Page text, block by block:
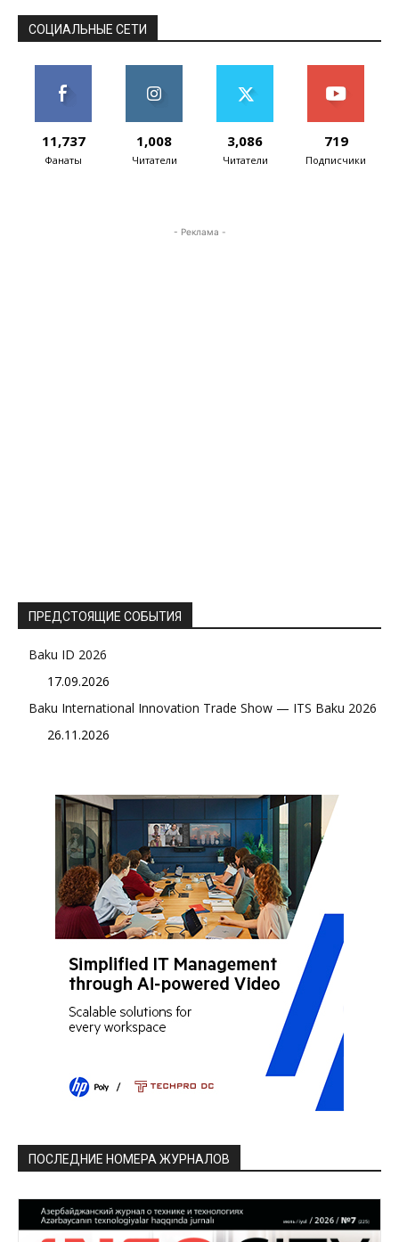
СОЦИАЛЬНЫЕ СЕТИ
11,737
Фанаты
1,008
Читатели
3,086
Читатели
719
Подписчики
- Реклама -
ПРЕДСТОЯЩИЕ СОБЫТИЯ
Baku ID 2026
17.09.2026
Baku International Innovation Trade Show — ITS Baku 2026
26.11.2026
ПОСЛЕДНИЕ НОМЕРА ЖУРНАЛОВ